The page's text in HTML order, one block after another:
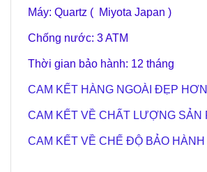
Máy: Quartz ( Miyota Japan )
Chống nước: 3 ATM
Thời gian bảo hành: 12 tháng
CAM KẾT HÀNG NGOÀI ĐẸP
CAM KẾT VỀ CHẤT LƯỢNG SẢN
CAM KẾT VỀ CHẾ ĐỘ BẢO HÀNH